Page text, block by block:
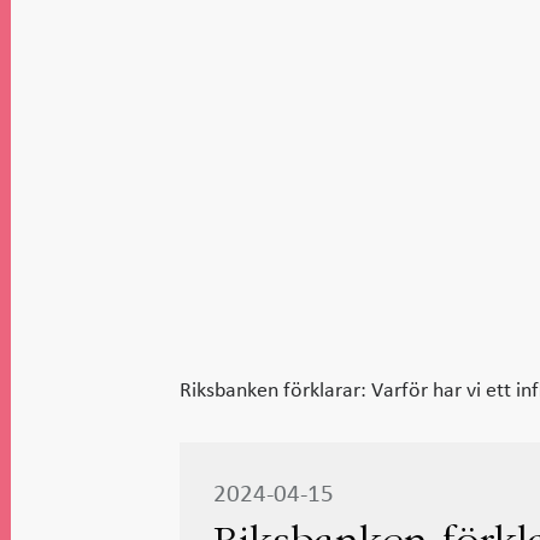
Riksbanken förklarar: Varför har vi ett
2024-04-15